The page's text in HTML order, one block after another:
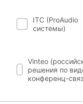
ITC (ProAudio
системы)
Vinteo
решения по
конференц-